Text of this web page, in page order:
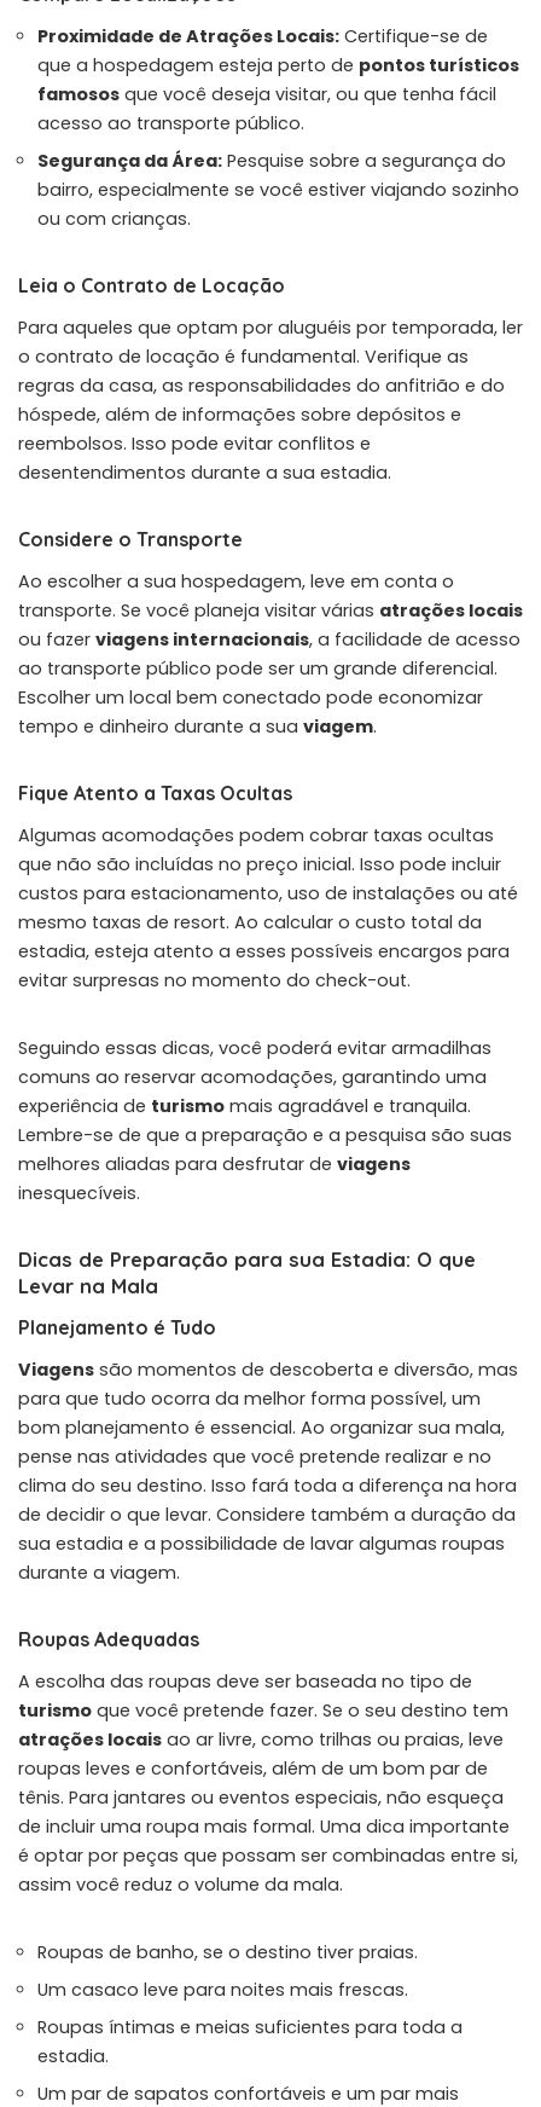
Proximidade de Atrações Locais: Certifique-se de
que a hospedagem esteja perto de pontos turísticos
famosos que você deseja visitar, ou que tenha fácil
acesso ao transporte público.
Segurança da Área: Pesquise sobre a segurança do
bairro, especialmente se você estiver viajando sozinho
ou com crianças.
Leia o Contrato de Locação
Para aqueles que optam por aluguéis por temporada, ler
o contrato de locação é fundamental. Verifique as
regras da casa, as responsabilidades do anfitrião e do
hóspede, além de informações sobre depósitos e
reembolsos. Isso pode evitar conflitos e
desentendimentos durante a sua estadia.
Considere o Transporte
Ao escolher a sua hospedagem, leve em conta o
transporte. Se você planeja visitar várias atrações locais
ou fazer viagens internacionais, a facilidade de acesso
ao transporte público pode ser um grande diferencial.
Escolher um local bem conectado pode economizar
tempo e dinheiro durante a sua viagem.
Fique Atento a Taxas Ocultas
Algumas acomodações podem cobrar taxas ocultas
que não são incluídas no preço inicial. Isso pode incluir
custos para estacionamento, uso de instalações ou até
mesmo taxas de resort. Ao calcular o custo total da
estadia, esteja atento a esses possíveis encargos para
evitar surpresas no momento do check-out.
Seguindo essas dicas, você poderá evitar armadilhas
comuns ao reservar acomodações, garantindo uma
experiência de turismo mais agradável e tranquila.
Lembre-se de que a preparação e a pesquisa são suas
melhores aliadas para desfrutar de viagens
inesquecíveis.
Dicas de Preparação para sua Estadia: O que
Levar na Mala
Planejamento é Tudo
Viagens são momentos de descoberta e diversão, mas
para que tudo ocorra da melhor forma possível, um
bom planejamento é essencial. Ao organizar sua mala,
pense nas atividades que você pretende realizar e no
clima do seu destino. Isso fará toda a diferença na hora
de decidir o que levar. Considere também a duração da
sua estadia e a possibilidade de lavar algumas roupas
durante a viagem.
Roupas Adequadas
A escolha das roupas deve ser baseada no tipo de
turismo que você pretende fazer. Se o seu destino tem
atrações locais ao ar livre, como trilhas ou praias, leve
roupas leves e confortáveis, além de um bom par de
tênis. Para jantares ou eventos especiais, não esqueça
de incluir uma roupa mais formal. Uma dica importante
é optar por peças que possam ser combinadas entre si,
assim você reduz o volume da mala.
Roupas de banho, se o destino tiver praias.
Um casaco leve para noites mais frescas.
Roupas íntimas e meias suficientes para toda a
estadia.
Um par de sapatos confortáveis e um par mais